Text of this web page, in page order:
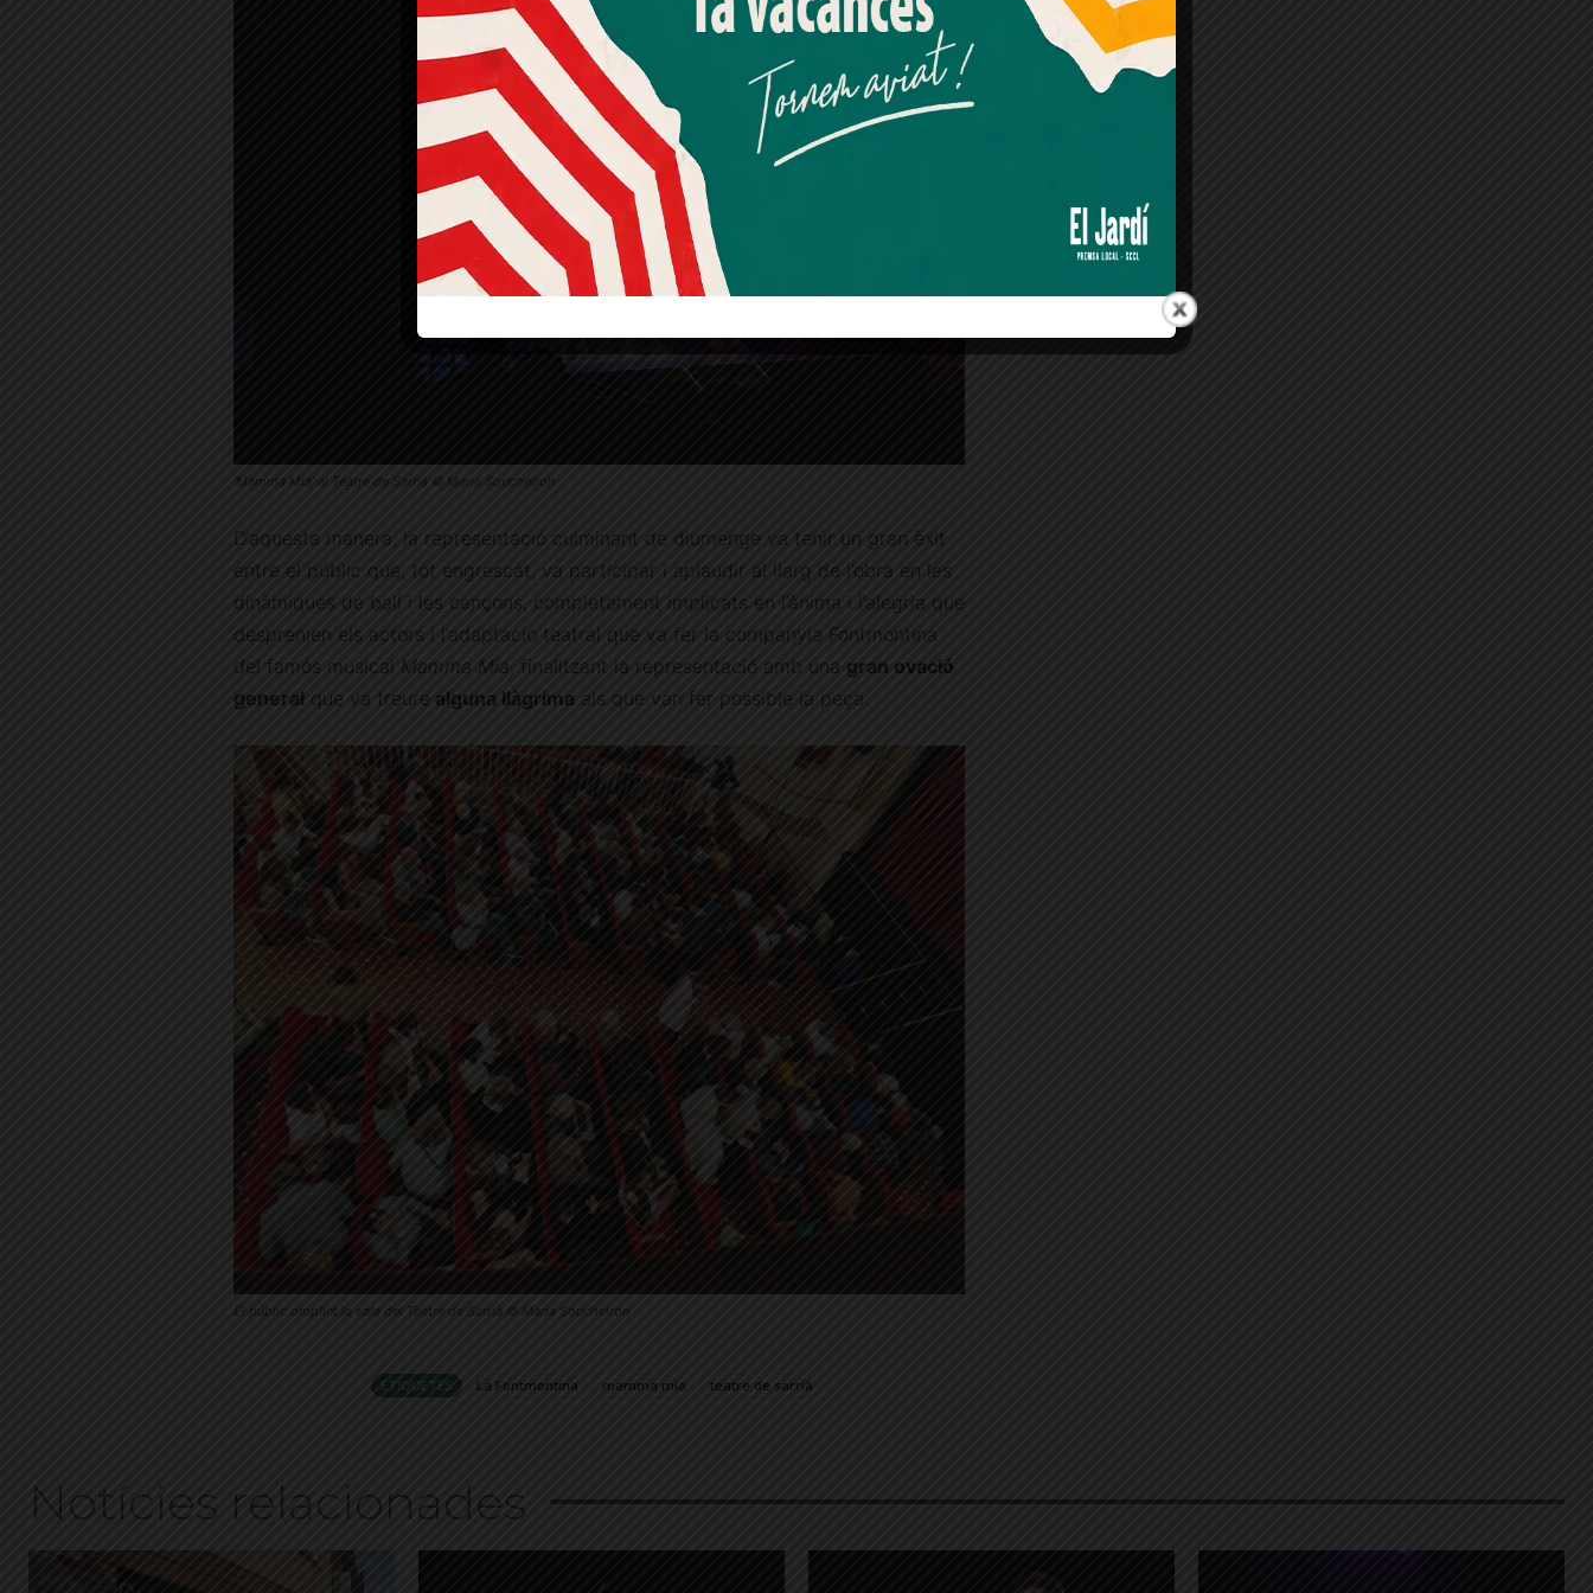
‘Mamma Mia’ al Teatre de Sarrià © Maria Soucheiron
D’aquesta manera, la representació culminant de diumenge va tenir un gran èxit
entre el públic que, tot engrescat, va participar i aplaudir al llarg de l’obra en les
dinàmiques de ball i les cançons, completament implicats en l’ànima i l’alegria que
desprenien els actors i l’adaptació teatral que va fer la companyia Fontmontina
del famós musical Mamma Mia , finalitzant la representació amb una gran ovació
general que va treure alguna llàgrima als que van fer possible la peça.
El públic omplint la sala del Teatre de Sarrià © Maria Soucheiron
ETIQUETES La Fontmontina mamma mia teatre de sarrià
Notícies relacionades
Més informació Acceptar Rebutjar tot
Quan l’usuari crea un compte al Diari el Jardí, dona el seu
consentiment explícit per rebre comunicacions
informatives relacionades amb el servei. Aquest
consentiment pot ser revocat en qualsevol moment
mitjançant l’enllaç de baixa present a tots els correus.